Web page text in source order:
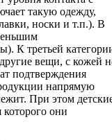
такую одежду,
носки и т.п.). В
К третьей
вещи, с кожей
подтверждения
напрямую
При этом
которого они